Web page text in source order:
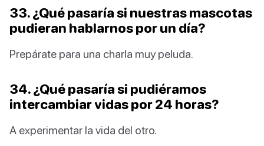
33. ¿Qué pasaría si nuestras mascotas
pudieran hablarnos por un día?
Prepárate para una charla muy peluda.
34. ¿Qué pasaría si pudiéramos
intercambiar vidas por 24 horas?
A experimentar la vida del otro.